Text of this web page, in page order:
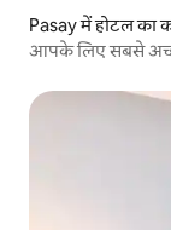
Pasay में होटल का
आपके लिए सबसे